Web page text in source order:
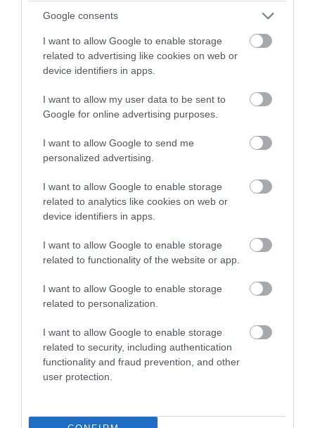
Google consents
I want to allow Google to enable storage
related to advertising like cookies on web or
device identifiers in apps.
I want to allow my user data to be sent to
Google for online advertising purposes.
I want to allow Google to send me
personalized advertising.
I want to allow Google to enable storage
related to analytics like cookies on web or
device identifiers in apps.
I want to allow Google to enable storage
related to functionality of the website or app.
I want to allow Google to enable storage
related to personalization.
I want to allow Google to enable storage
related to security, including authentication
functionality and fraud prevention, and other
user protection.
fel, hanem megvizsgálták a hazai és nemzetközi
teszteredményeket, valamint az igazolt vásárlói véleményeket is,
így valóban csak olyan modelleket állítottak a középpontba,
amelyek azt megérdemelték.
A teszt így kizárólag olyan ismert és már bizonyított gyártóktól
tartalmaz termékeket, mint a Gorenje, a Xiaomi, a Bosch, a Shark,
termékteszt takarítás porszívó